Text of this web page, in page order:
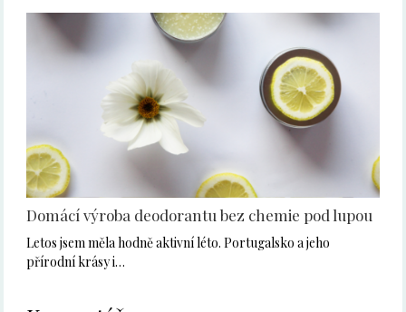
Domácí výroba deodorantu bez chemie pod lupou
Letos jsem měla hodně aktivní léto. Portugalsko a jeho
přírodní krásy i…